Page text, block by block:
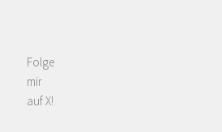
Folge
mir
auf X!